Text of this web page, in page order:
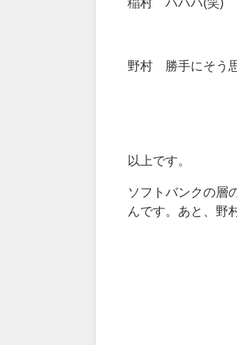
野村 勝手にそう
以上です。
ソフトバンクの層
んです。あと、野